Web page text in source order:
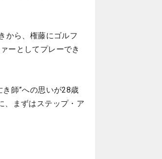
から、権藤にゴルフ
ーとしてプレーでき
師”への思いが28歳
、まずはステップ・ア